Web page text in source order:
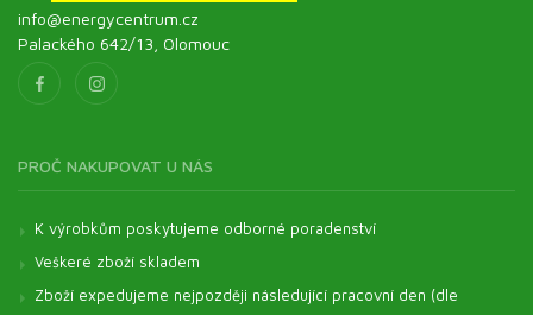
info@energycentrum.cz
Palackého 642/13, Olomouc
PROČ NAKUPOVAT U NÁS
K výrobkům poskytujeme odborné poradenství
Veškeré zboží skladem
Zboží expedujeme nejpozději následující pracovní den (dle